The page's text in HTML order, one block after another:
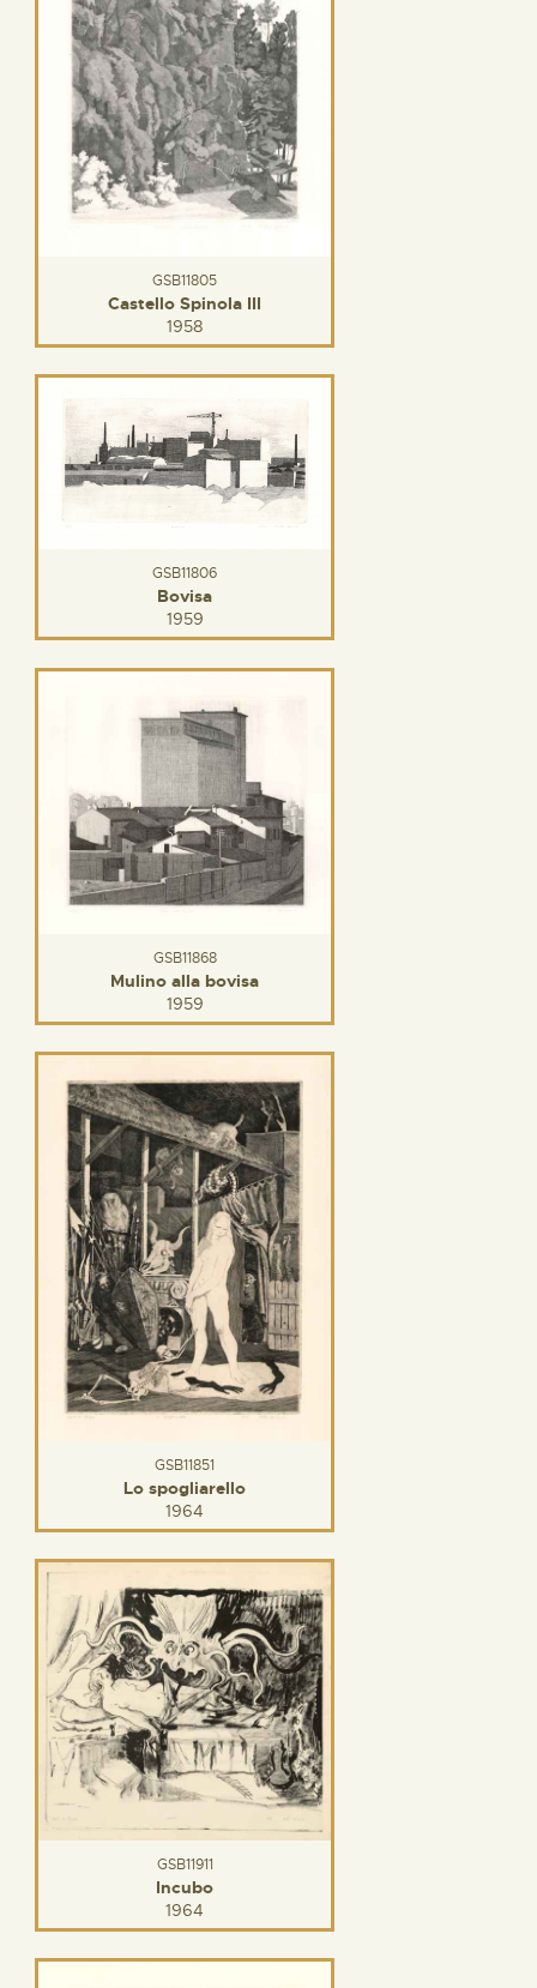
GSB11805
Castello Spinola III
1958
GSB11806
Bovisa
1959
GSB11868
Mulino alla bovisa
1959
GSB11851
Lo spogliarello
1964
GSB11911
Incubo
1964